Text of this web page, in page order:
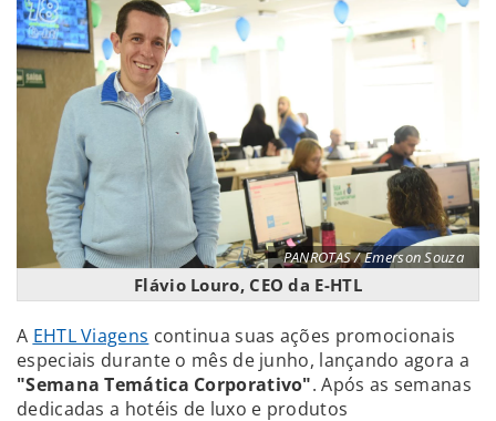
PANROTAS / Emerson Souza
Flávio Louro, CEO da E-HTL
A EHTL Viagens continua suas ações promocionais
especiais durante o mês de junho, lançando agora a
"Semana Temática Corporativo". Após as semanas
dedicadas a hotéis de luxo e produtos